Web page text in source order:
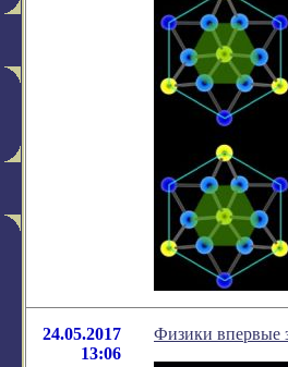
24.05.2017
13:06
Физики впервые